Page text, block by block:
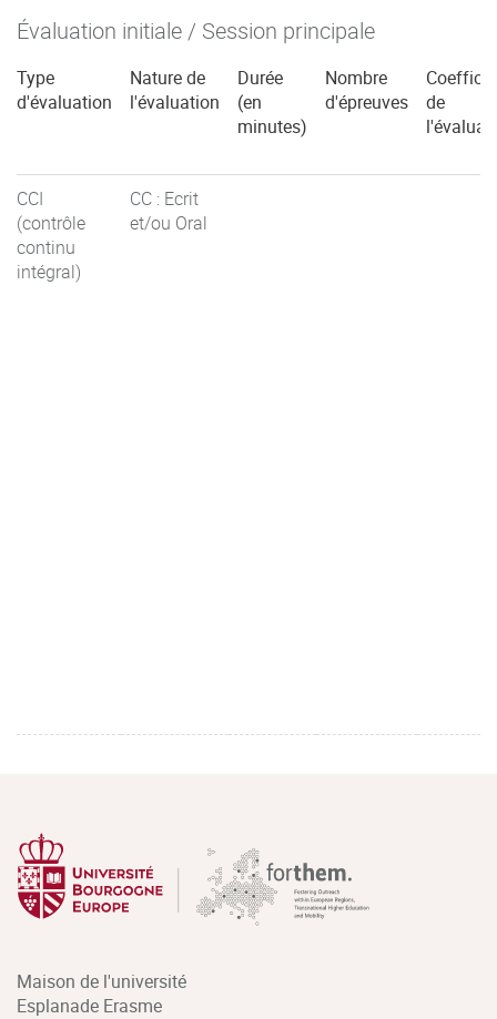
Évaluation initiale / Session principale
Type
d'évaluation
Nature de
l'évaluation
Durée
(en
minutes)
Nombre
d'épreuves
de
CCI
(contrôle
continu
intégral)
CC : Ecrit
et/ou Oral
Maison de l'université
Esplanade Erasme